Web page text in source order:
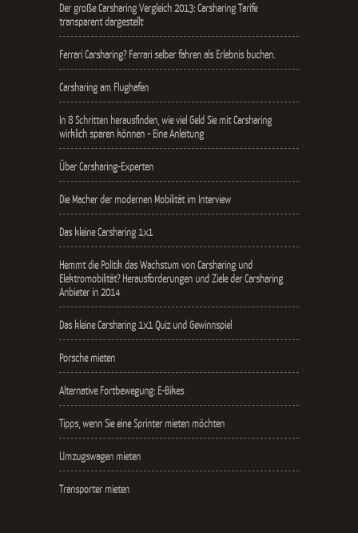
Der große Carsharing Vergleich 2013: Carsharing Tarife
transparent dargestellt
Ferrari Carsharing? Ferrari selber fahren als Erlebnis buchen.
Carsharing am Flughafen
In 8 Schritten herausfinden, wie viel Geld Sie mit Carsharing
wirklich sparen können - Eine Anleitung
Über Carsharing-Experten
Die Macher der modernen Mobilität im Interview
Das kleine Carsharing 1x1
Hemmt die Politik das Wachstum von Carsharing und
Elektromobilität? Herausforderungen und Ziele der Carsharing
Anbieter in 2014
Das kleine Carsharing 1x1 Quiz und Gewinnspiel
Porsche mieten
Alternative Fortbewegung: E-Bikes
Tipps, wenn Sie eine Sprinter mieten möchten
Umzugswagen mieten
Transporter mieten